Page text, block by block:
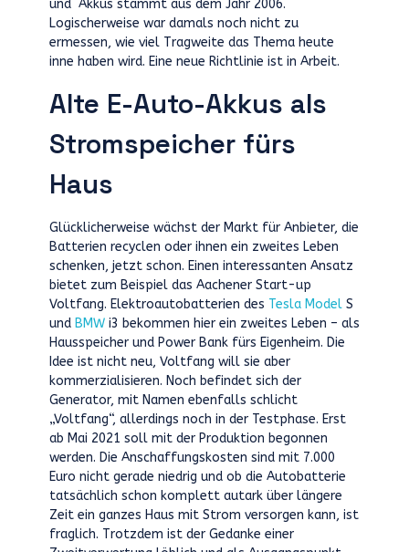
und Akkus stammt aus dem Jahr 2006.
Logischerweise war damals noch nicht zu
ermessen, wie viel Tragweite das Thema heute
inne haben wird. Eine neue Richtlinie ist in Arbeit.
Alte E-Auto-Akkus als
Stromspeicher fürs
Haus
Glücklicherweise wächst der Markt für Anbieter, die
Batterien recyclen oder ihnen ein zweites Leben
schenken, jetzt schon. Einen interessanten Ansatz
bietet zum Beispiel das Aachener Start-up
Voltfang. Elektroautobatterien des Tesla ModelS
und BMWi3 bekommen hier ein zweites Leben – als
Hausspeicher und Power Bank fürs Eigenheim. Die
Idee ist nicht neu, Voltfang will sie aber
kommerzialisieren. Noch befindet sich der
Generator, mit Namen ebenfalls schlicht
„Voltfang“, allerdings noch in der Testphase. Erst
ab Mai 2021 soll mit der Produktion begonnen
werden. Die Anschaffungskosten sind mit 7.000
Euro nicht gerade niedrig und ob die Autobatterie
tatsächlich schon komplett autark über längere
Zeit ein ganzes Haus mit Strom versorgen kann, ist
fraglich. Trotzdem ist der Gedanke einer